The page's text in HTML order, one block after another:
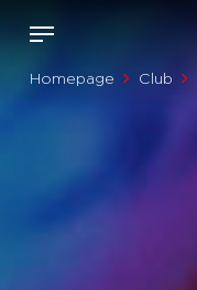
Homepage Club